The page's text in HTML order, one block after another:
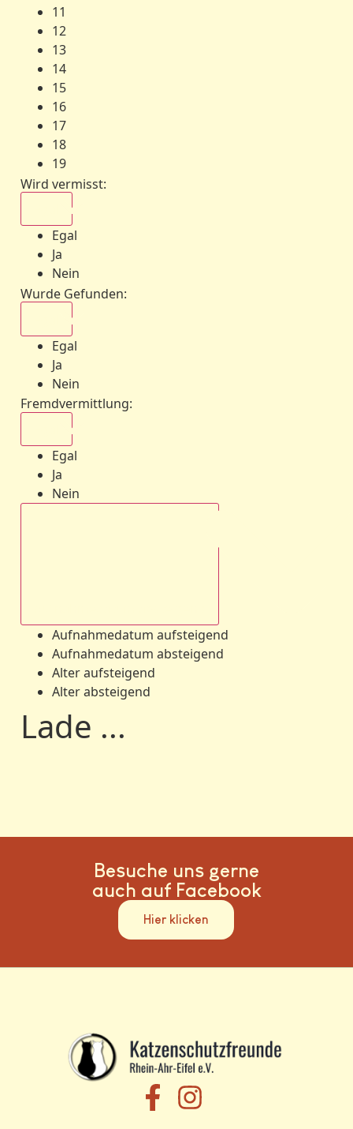
11
12
13
14
15
16
17
18
19
Wird vermisst:
Egal
Ja
Nein
Wurde Gefunden:
Egal
Ja
Nein
Fremdvermittlung:
Egal
Ja
Nein
Aufnahmedatum aufsteigend
Aufnahmedatum absteigend
Alter aufsteigend
Alter absteigend
Lade ...
Besuche uns gerne
auch auf Facebook
Hier klicken